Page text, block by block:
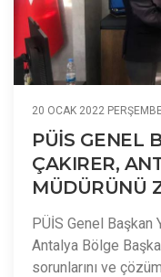
20 OCAK 2022
PÜİS GENEL
ÇAKIRER,
MÜDÜRÜNÜ
PÜİS Genel Başkan
Antalya Bölge
sorunlarını ve